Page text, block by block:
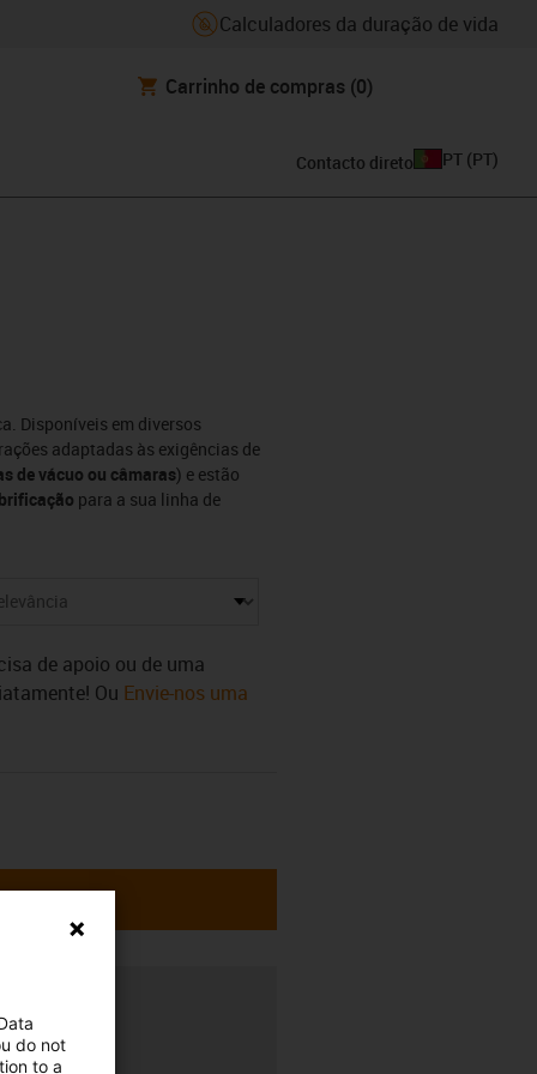
Calculadores da duração de vida
Carrinho de compras (0)
Contacto direto PT (PT)
Disponíveis em diversos
adaptadas às exigências de
de vácuo ou câmaras) e estão
para a sua linha de
de apoio ou de uma
Ou Envie-nos uma
do not
to a